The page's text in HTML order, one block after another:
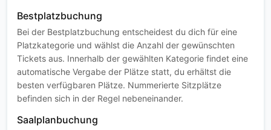
Bestplatzbuchung
Bei der Bestplatzbuchung entscheidest du dich für eine
Platzkategorie und wählst die Anzahl der gewünschten
Tickets aus. Innerhalb der gewählten Kategorie findet eine
automatische Vergabe der Plätze statt, du erhältst die
besten verfügbaren Plätze. Nummerierte Sitzplätze
befinden sich in der Regel nebeneinander.
Saalplanbuchung